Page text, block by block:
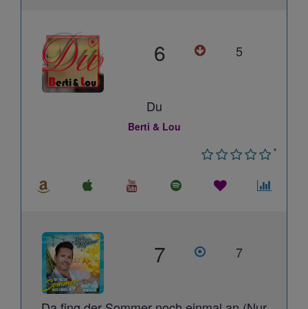
6 5
Du
Berti & Lou
*
7 7